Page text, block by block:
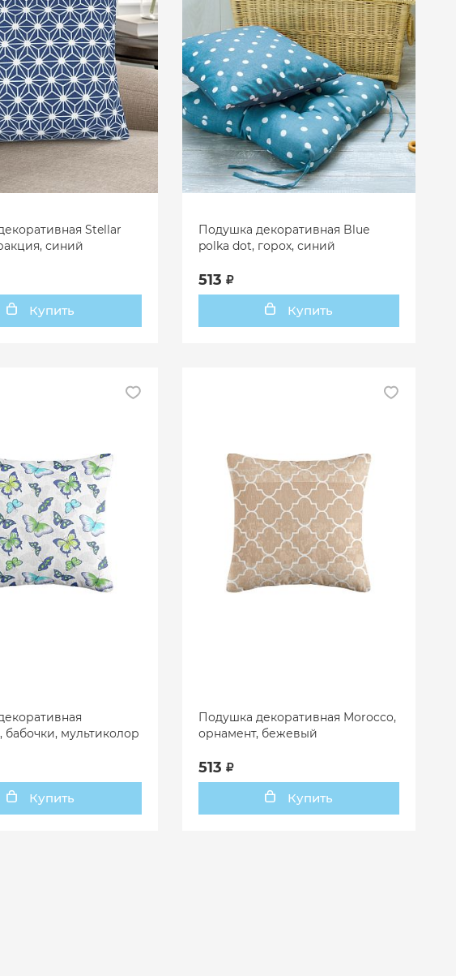
Stellar
синий
Купить
Подушка декоративная Blue
polka dot, горох, синий
513
Купить
бабочки, мультиколор
Купить
Подушка декоративная Morocco,
орнамент, бежевый
513
Купить